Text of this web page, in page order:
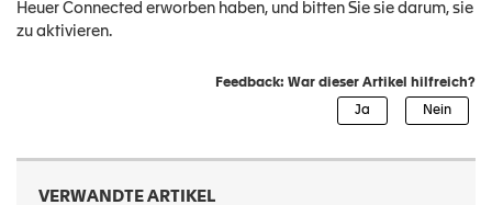
Heuer Connected erworben haben, und bitten Sie sie darum, sie
zu aktivieren.
Feedback: War dieser Artikel hilfreich?
VERWANDTE ARTIKEL